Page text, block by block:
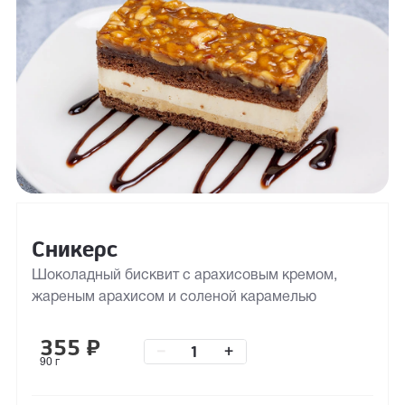
Сникерс
Шоколадный бисквит с арахисовым кремом,
жареным арахисом и соленой карамелью
355 ₽
90 г
+